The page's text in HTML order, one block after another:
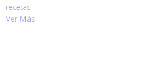
recetas
Ver Más